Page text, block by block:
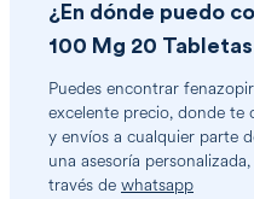
¿En dónde puedo
100 Mg 20
Puedes encontrar
excelente precio, donde te
y envíos a cualquier parte
una asesoría
través de whatsapp